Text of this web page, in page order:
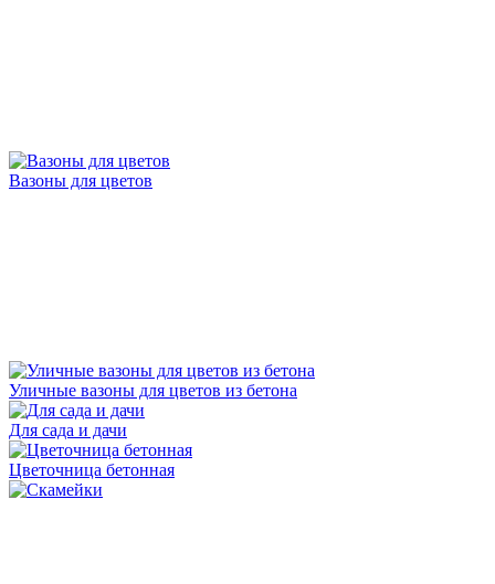
Вазоны для цветов
Уличные вазоны для цветов из бетона
Для сада и дачи
Цветочница бетонная